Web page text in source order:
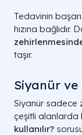
Tedavinin
hızına
taşır.
Siyanür ve
Siyanür sadece
çeşitli alanlarda
kullanılır?